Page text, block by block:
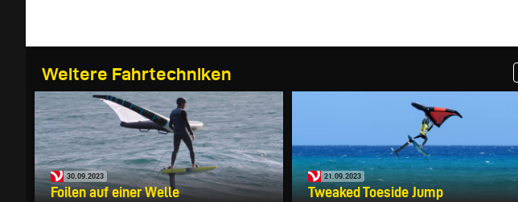
Weitere Fahrtechniken
30.09.2023
Foilen auf einer Welle
21.09.2023
Tweaked Toeside Jump